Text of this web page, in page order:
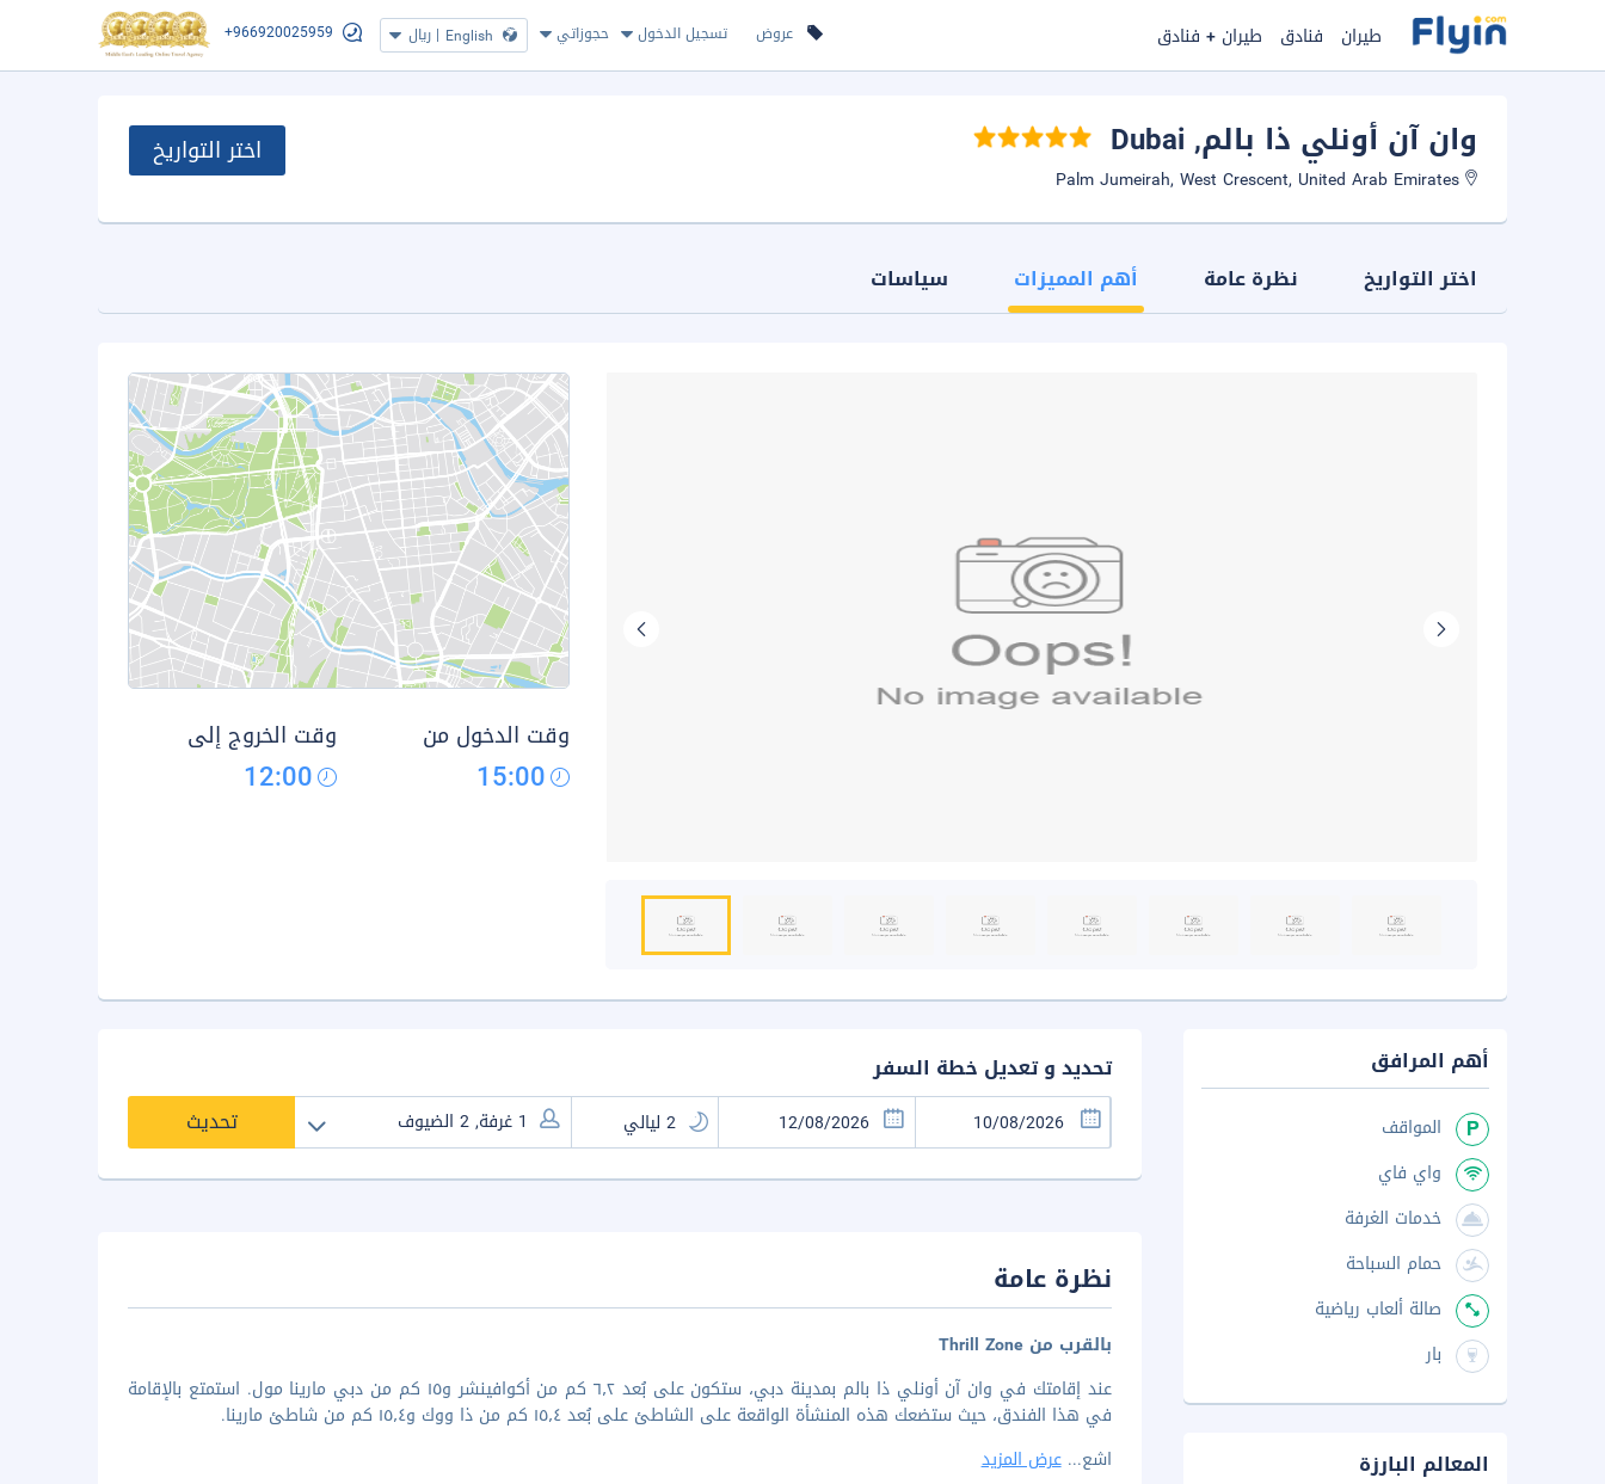
عروض تسجيل الدخول حجوزاتي English
| ريال +966920025959 طيران فنادق طيران + فنادق
وان آن أونلي ذا بالم, Dubai اختر التواريخ
اختر التواريخ نظرة عامة أهم المميزات سياسات
وقت الدخول من
15:00
وقت الخروج إلى
12:00
تحديد و تعديل خطة السفر
تحديث
نظرة عامة
بالقرب من Thrill Zone
عند إقامتك في وان آن أونلي ذا بالم بمدينة دبي، ستكون على بُعد ٦٫٢ كم من أكوافينشر و١٥ كم من دبي مارينا مول. استمتع بالإقامة
في هذا الفندق، حيث ستضعك هذه المنشأة الواقعة على الشاطئ على بُعد ١٥٫٤ كم من ذا ووك و١٥٫٤ كم من شاطئ مارينا.
اشع...عرض المزيد
أهم المرافق
المواقف
واي فاي
خدمات الغرفة
حمام السباحة
صالة ألعاب رياضية
بار
المعالم البارزة